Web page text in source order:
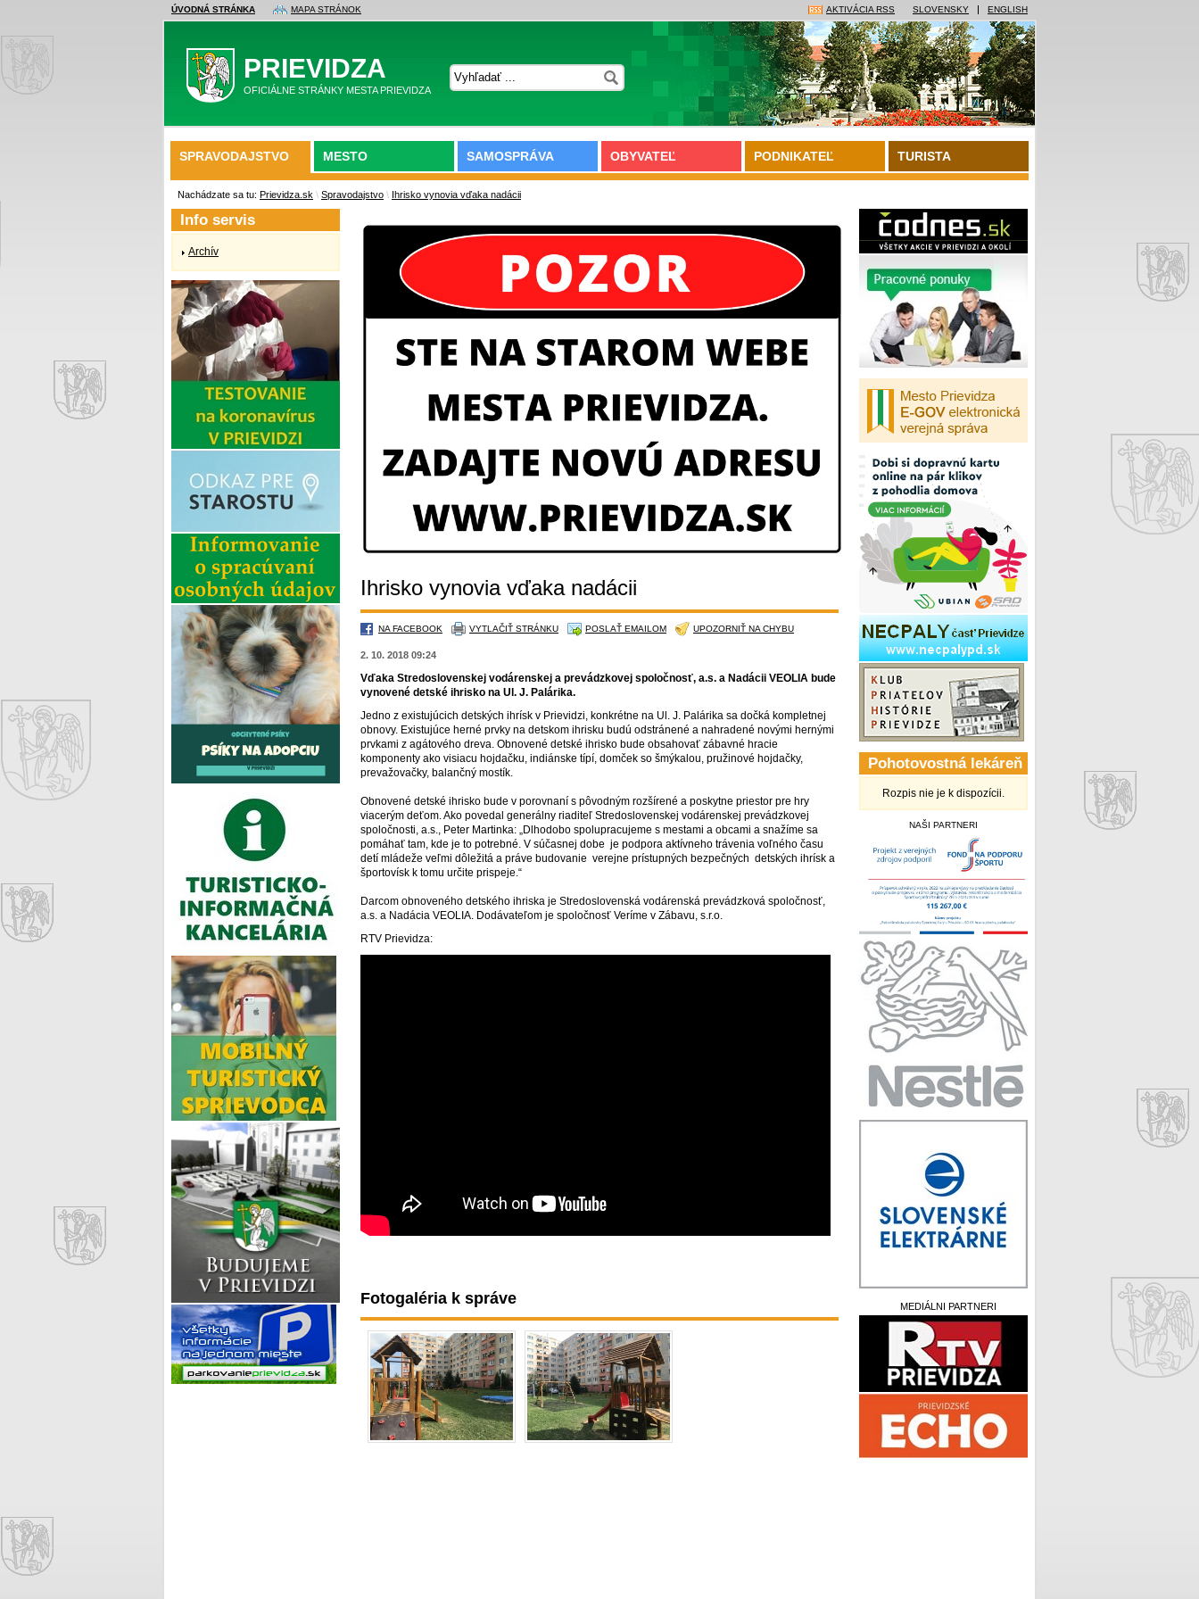
ÚVODNÁ STRÁNKA MAPA STRÁNOK SLOVENSKY ENGLISH
AKTIVÁCIA RSS
PRIEVIDZA
OFICIÁLNE STRÁNKY MESTA PRIEVIDZA
SPRAVODAJSTVO MESTO SAMOSPRÁVA OBYVATEĽ PODNIKATEĽ TURISTA
Nachádzate sa tu: Prievidza.sk \ Spravodajstvo \ Ihrisko vynovia vďaka nadácii
Ihrisko vynovia vďaka nadácii
NA FACEBOOK VYTLAČIŤ STRÁNKU POSLAŤ EMAILOM UPOZORNIŤ NA CHYBU
2. 10. 2018 09:24
Vďaka Stredoslovenskej vodárenskej a prevádzkovej spoločnosť, a.s. a Nadácii VEOLIA bude
vynovené detské ihrisko na Ul. J. Palárika.
Jedno z existujúcich detských ihrísk v Prievidzi, konkrétne na Ul. J. Palárika sa dočká kompletnej
obnovy. Existujúce herné prvky na detskom ihrisku budú odstránené a nahradené novými hernými
prvkami z agátového dreva. Obnovené detské ihrisko bude obsahovať zábavné hracie
komponenty ako visiacu hojdačku, indiánske típí, domček so šmýkalou, pružinové hojdačky,
prevažovačky, balančný mostík.
Obnovené detské ihrisko bude v porovnaní s pôvodným rozšírené a poskytne priestor pre hry
viacerým deťom. Ako povedal generálny riaditeľ Stredoslovenskej vodárenskej prevádzkovej
spoločnosti, a.s., Peter Martinka: „Dlhodobo spolupracujeme s mestami a obcami a snažíme sa
pomáhať tam, kde je to potrebné. V súčasnej dobe je podpora aktívneho trávenia voľného času
detí mládeže veľmi dôležitá a práve budovanie verejne prístupných bezpečných detských ihrísk a
športovísk k tomu určite prispeje.“
Darcom obnoveného detského ihriska je Stredoslovenská vodárenská prevádzková spoločnosť,
a.s. a Nadácia VEOLIA. Dodávateľom je spoločnosť Veríme v Zábavu, s.r.o.
RTV Prievidza:
Fotogaléria k správe
Info servis
Archív
Pohotovostná lekáreň
Rozpis nie je k dispozícii.
NAŠI PARTNERI
MEDIÁLNI PARTNERI